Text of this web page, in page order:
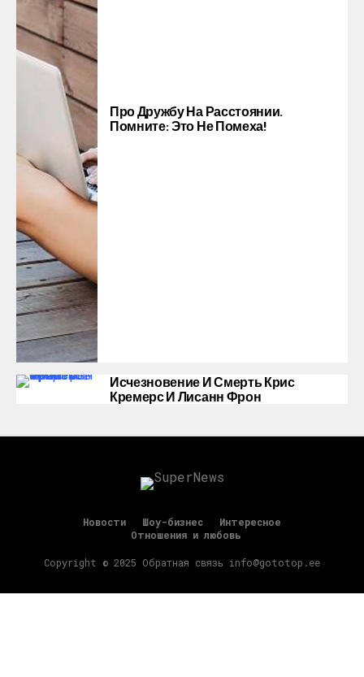
Про Дружбу На Расстоянии.
Помните: Это Не Помеха!
Исчезновение И Смерть Крис
Кремерс И Лисанн Фрон
Новости Шоу-бизнес
Интересное
Отношения и любовь
Copyright © 2025 Обратная связь info@gototop.ee